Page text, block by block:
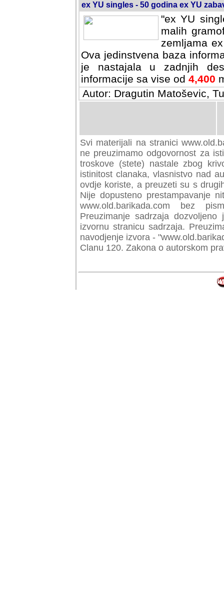
ex YU singles - 50 godina ex YU
"ex YU
malih
zemljama
Ova jedinstvena baza
je nastajala u zadnjih
informacije sa vise od 4,400
Autor: Dragutin Matoševic,
Svi materijali na stranici
preuzimamo odgovornost za
troskove (stete) nastale zbog
istinitost clanaka, vlasnistvo nad
ovdje koriste, a preuzeti su s
Nije dopusteno prestampavanje
www.old.barikada.com bez
Preuzimanje sadrzaja
izvornu stranicu sadrzaja.
navodjenje izvora -
Clanu 120. Zakona o autorskom